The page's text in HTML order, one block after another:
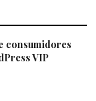
consumidores
VIP